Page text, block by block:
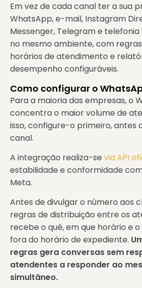
Em vez de cada canal ter a sua
WhatsApp, e-mail, Instagram
Messenger, Telegram e
no mesmo ambiente, com
horários de atendimento e
desempenho configuráveis.
Como configurar o
Para a maioria das empresas, o
concentra o maior volume de
isso, configure-o primeiro, antes
canal.
A integração realiza-se via API
estabilidade e conformidade
Meta.
Antes de divulgar o número aos
regras de distribuição entre os
recebe o quê, em que horário e
fora do horário de expediente.
regras gera conversas sem
atendentes a responder ao
simultâneo.